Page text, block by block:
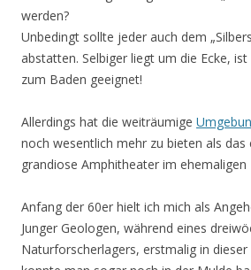
werden?
Unbedingt sollte jeder auch dem
abstatten. Selbiger liegt um die Ecke,
zum Baden geeignet!
Allerdings hat die weiträumige
noch wesentlich mehr zu bieten als das
grandiose Amphitheater im ehemaligen
Anfang der 60er hielt ich mich als
Junger Geologen, während eines
Naturforscherlagers, erstmalig in